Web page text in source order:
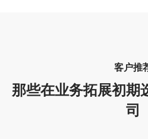
客户推
那些在业务拓展初期
司